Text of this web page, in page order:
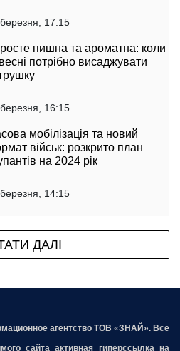
17:15
пишна та ароматна: коли
потрібно висаджувати
16:15
мобілізація та новий
військ: розкрито план
на 2024 рік
14:15
ДАЛІ
агентство ТОВ «ЗНАЙ». Все
сайта активная гиперссылка на